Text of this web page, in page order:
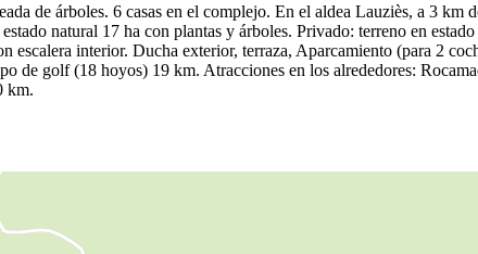
de árboles. 6 casas en el complejo. En el aldea Lauziès, a 3
natural 17 ha con plantas y árboles. Privado: terreno en
escalera interior. Ducha exterior, terraza, Aparcamiento (para 2
de golf (18 hoyos) 19 km. Atracciones en los alrededores:
km.